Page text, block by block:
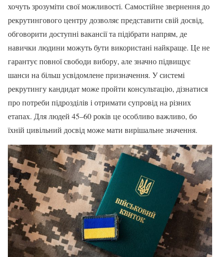
хочуть зрозуміти свої можливості. Самостійне звернення до
рекрутингового центру дозволяє представити свій досвід,
обговорити доступні вакансії та підібрати напрям, де
навички людини можуть бути використані найкраще. Це не
гарантує повної свободи вибору, але значно підвищує
шанси на більш усвідомлене призначення. У системі
рекрутингу кандидат може пройти консультацію, дізнатися
про потреби підрозділів і отримати супровід на різних
етапах. Для людей 45–60 років це особливо важливо, бо
їхній цивільний досвід може мати вирішальне значення.